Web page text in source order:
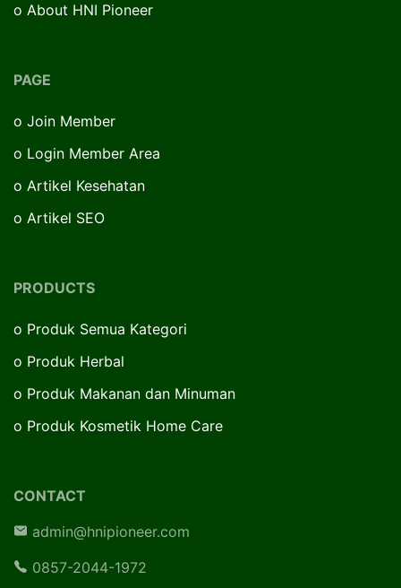
o About HNI Pioneer
PAGE
o Join Member
o Login Member Area
o Artikel Kesehatan
o Artikel SEO
PRODUCTS
o Produk Semua Kategori
o Produk Herbal
o Produk Makanan dan Minuman
o Produk Kosmetik Home Care
CONTACT
admin@hnipioneer.com
0857-2044-1972